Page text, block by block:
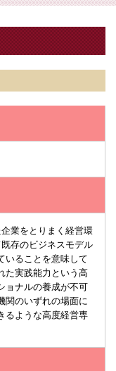
業をとりまく経営環
存のビジネスモデル
いることを意味して
た実践能力という高
ョナルの養成が不可
関のいずれの場面に
るような高度経営専